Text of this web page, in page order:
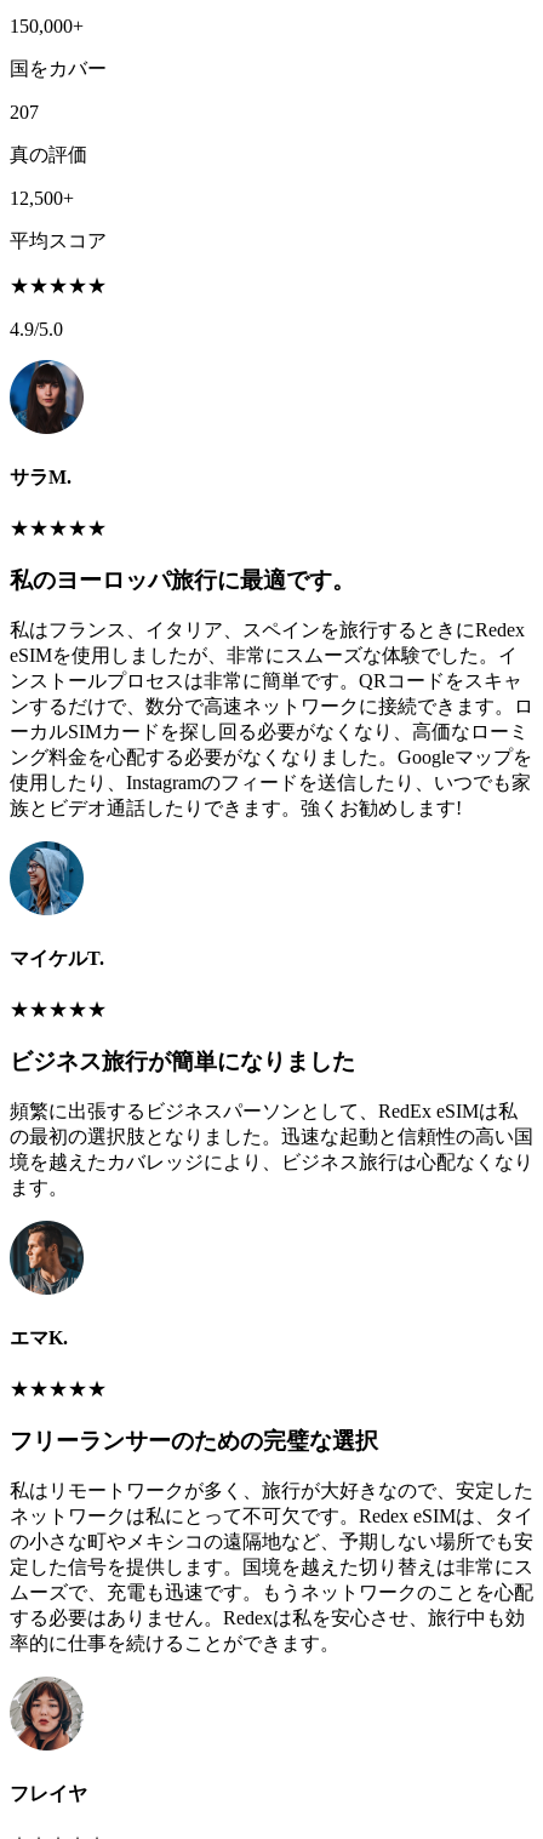
150,000+
国をカバー
207
真の評価
12,500+
平均スコア
★★★★★
4.9/5.0
サラM.
★★★★★
私のヨーロッパ旅行に最適です。
私はフランス、イタリア、スペインを旅行するときにRedex
eSIMを使用しましたが、非常にスムーズな体験でした。イ
ンストールプロセスは非常に簡単です。QRコードをスキャ
ンするだけで、数分で高速ネットワークに接続できます。ロ
ーカルSIMカードを探し回る必要がなくなり、高価なローミ
ング料金を心配する必要がなくなりました。Googleマップを
使用したり、Instagramのフィードを送信したり、いつでも家
族とビデオ通話したりできます。強くお勧めします!
マイケルT.
★★★★★
ビジネス旅行が簡単になりました
頻繁に出張するビジネスパーソンとして、RedEx eSIMは私
の最初の選択肢となりました。迅速な起動と信頼性の高い国
境を越えたカバレッジにより、ビジネス旅行は心配なくなり
ます。
エマK.
★★★★★
フリーランサーのための完璧な選択
私はリモートワークが多く、旅行が大好きなので、安定した
ネットワークは私にとって不可欠です。Redex eSIMは、タイ
の小さな町やメキシコの遠隔地など、予期しない場所でも安
定した信号を提供します。国境を越えた切り替えは非常にス
ムーズで、充電も迅速です。もうネットワークのことを心配
する必要はありません。Redexは私を安心させ、旅行中も効
率的に仕事を続けることができます。
フレイヤ